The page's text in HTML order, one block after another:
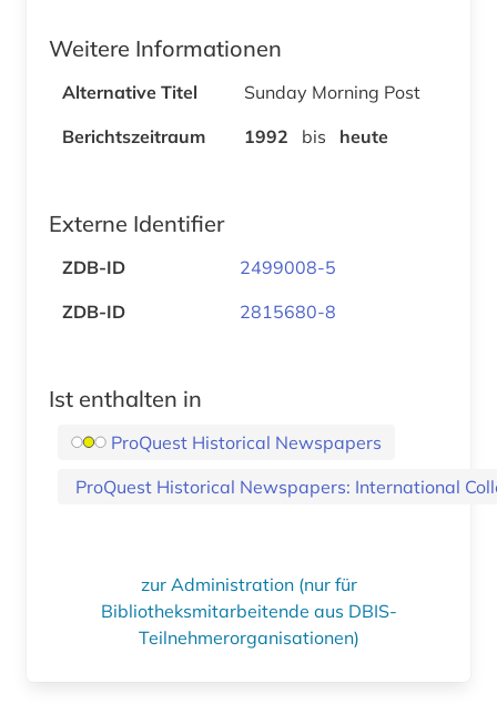
Weitere Informationen
Alternative Titel
Sunday Morning Post
Berichtszeitraum
1992 bis heute
Externe Identifier
ZDB-ID
2499008-5
ZDB-ID
2815680-8
Ist enthalten in
ProQuest Historical Newspapers
ProQuest Historical Newspapers: International
zur Administration (nur für
Bibliotheksmitarbeitende aus DBIS-
Teilnehmerorganisationen)